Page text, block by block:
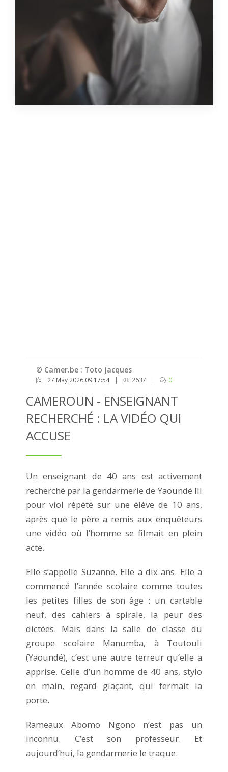
© Camer.be : Toto Jacques
27 May 2026 09:17:54 | 2637 | 0
CAMEROUN - ENSEIGNANT
RECHERCHÉ : LA VIDÉO QUI
ACCUSE
Un enseignant de 40 ans est activement
recherché par la gendarmerie de Yaoundé III
pour viol répété sur une élève de 10 ans,
après que le père a remis aux enquêteurs
une vidéo où l’homme se filmait en plein
acte.
Elle s’appelle Suzanne. Elle a dix ans. Elle a
commencé l’année scolaire comme toutes
les petites filles de son âge : un cartable
neuf, des cahiers à spirale, la peur des
dictées. Mais dans la salle de classe du
groupe scolaire Manumba, à Toutouli
(Yaoundé), c’est une autre terreur qu’elle a
apprise. Celle d’un homme de 40 ans, stylo
en main, regard glaçant, qui fermait la
porte.
Rameaux Abomo Ngono n’est pas un
inconnu. C’est son professeur. Et
aujourd’hui, la gendarmerie le traque.